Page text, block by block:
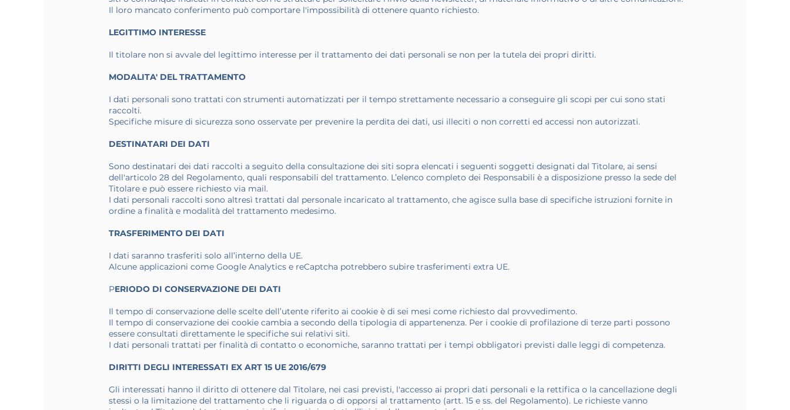
Il loro mancato conferimento può comportare l'impossibilità di ottenere quanto richiesto.
LEGITTIMO INTERESSE
Il titolare non si avvale del legittimo interesse per il trattamento dei dati personali se non per la tutela dei propri diritti.
MODALITA' DEL TRATTAMENTO
I dati personali sono trattati con strumenti automatizzati per il tempo strettamente necessario a conseguire gli scopi per cui sono stati
raccolti.
Specifiche misure di sicurezza sono osservate per prevenire la perdita dei dati, usi illeciti o non corretti ed accessi non autorizzati.
DESTINATARI DEI DATI
Sono destinatari dei dati raccolti a seguito della consultazione dei siti sopra elencati i seguenti soggetti designati dal Titolare, ai sensi
dell'articolo 28 del Regolamento, quali responsabili del trattamento. L’elenco completo dei Responsabili è a disposizione presso la sede del
Titolare e può essere richiesto via mail.
I dati personali raccolti sono altresì trattati dal personale incaricato al trattamento, che agisce sulla base di specifiche istruzioni fornite in
ordine a finalità e modalità del trattamento medesimo.
TRASFERIMENTO DEI DATI
I dati saranno trasferiti solo all’interno della UE.
Alcune applicazioni come Google Analytics e reCaptcha potrebbero subire trasferimenti extra UE.
PERIODO DI CONSERVAZIONE DEI DATI
Il tempo di conservazione delle scelte dell’utente riferito ai cookie è di sei mesi come richiesto dal provvedimento.
Il tempo di conservazione dei cookie cambia a secondo della tipologia di appartenenza. Per i cookie di profilazione di terze parti possono
essere consultati direttamente le specifiche sui relativi siti.
I dati personali trattati per finalità di contatto o economiche, saranno trattati per i tempi obbligatori previsti dalle leggi di competenza.
DIRITTI DEGLI INTERESSATI EX ART 15 UE 2016/679
Gli interessati hanno il diritto di ottenere dal Titolare, nei casi previsti, l'accesso ai propri dati personali e la rettifica o la cancellazione degli
stessi o la limitazione del trattamento che li riguarda o di opporsi al trattamento (artt. 15 e ss. del Regolamento). Le richieste vanno